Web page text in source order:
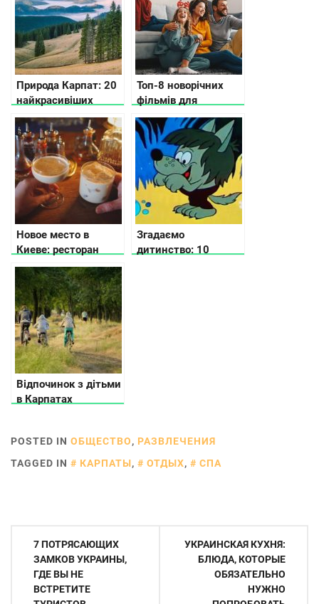
Природа Карпат: 20
найкрасивіших
місць українських
Карпат, щоб
відвідати цього року
Топ-8 новорічних
фільмів для
сімейного перегляду
Новое место в
Киеве: ресторан
Podil East India
Company
Згадаємо
дитинство: 10
Відпочинок з дітьми
в Карпатах
POSTED IN ОБЩЕСТВО, РАЗВЛЕЧЕНИЯ
TAGGED IN
КАРПАТЫ, ОТДЫХ, СПА
Навигация
записям
7 ПОТРЯСАЮЩИХ
ЗАМКОВ УКРАИНЫ,
ГДЕ ВЫ НЕ
ВСТРЕТИТЕ
УКРАИНСКАЯ КУХНЯ:
БЛЮДА, КОТОРЫЕ
ОБЯЗАТЕЛЬНО
НУЖНО